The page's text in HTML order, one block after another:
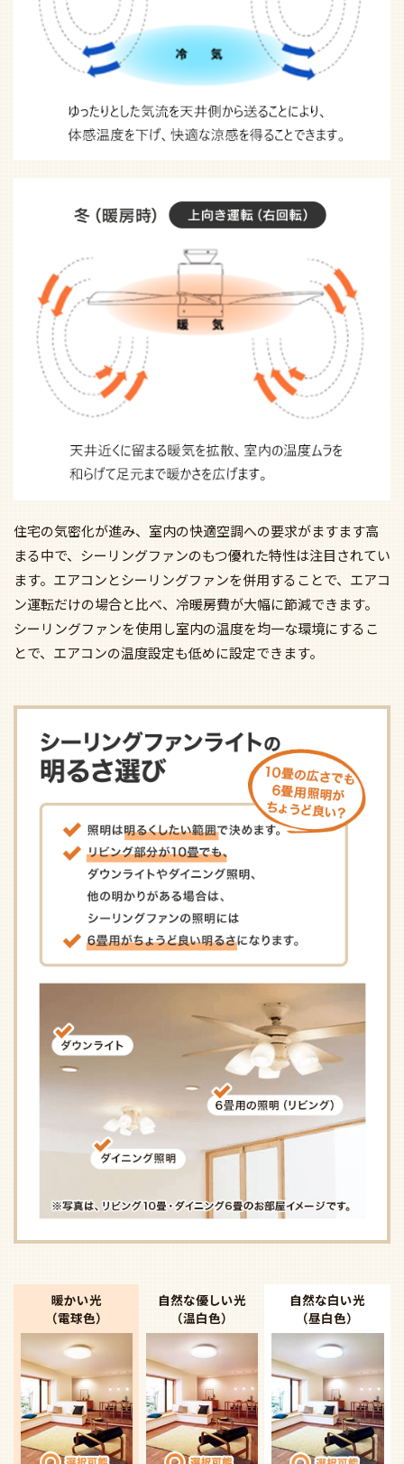
住宅の気密化が進み、室内の快適空調への要求がますます高
まる中で、シーリングファンのもつ優れた特性は注目されてい
ます。エアコンとシーリングファンを併用することで、エアコ
ン運転だけの場合と比べ、冷暖房費が大幅に節減できます。
シーリングファンを使用し室内の温度を均一な環境にするこ
とで、エアコンの温度設定も低めに設定できます。
暖かい光
（電球色）
自然な優しい光
（温白色）
自然な白い光
（昼白色）